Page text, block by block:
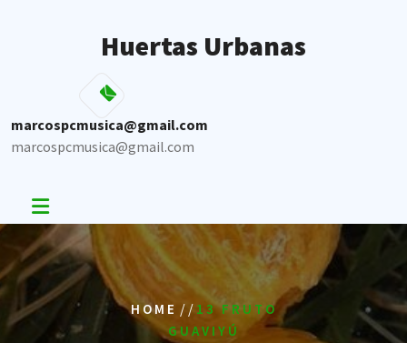
Huertas Urbanas
marcospcmusica@gmail.com
marcospcmusica@gmail.com
HOME / / 13 FRUTO
GUAVIYÚ